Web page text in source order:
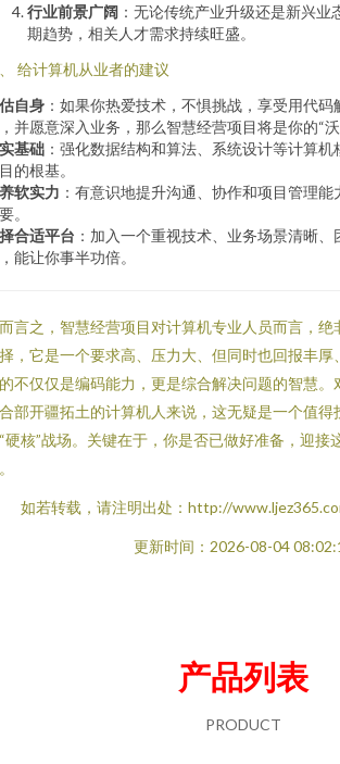
行业前景广阔 ：无论传统产业升级还是新兴
期趋势，相关人才需求持续旺盛。
给计算机从业者的建议
自身 ：如果你热爱技术，不惧挑战，享受用代
并愿意深入业务，那么智慧经营项目将是你的“沃
基础 ：强化数据结构和算法、系统设计等计算
的根基。
软实力 ：有意识地提升沟通、协作和项目管理
。
合适平台 ：加入一个重视技术、业务场景清晰
能让你事半功倍。
言之，智慧经营项目对计算机专业人员而言，绝
，它是一个要求高、压力大、但同时也回报丰
不仅仅是编码能力，更是综合解决问题的智慧
部开疆拓土的计算机人来说，这无疑是一个值
硬核”战场。关键在于，你是否已做好准备，迎接
如若转载，请注明出处：http://
更新时间：2026-08-04
产品列表
PRODUCT